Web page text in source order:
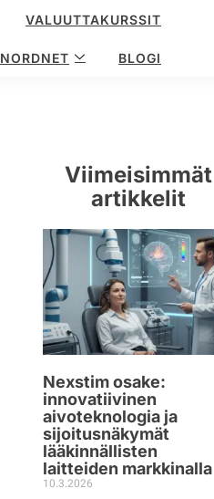
VALUUTTAKURSSIT
NORDNET BLOGI
Viimeisimmät
artikkelit
Nexstim osake:
innovatiivinen
aivoteknologia ja
sijoitusnäkymät
lääkinnällisten
laitteiden markkinalla
10.3.2026